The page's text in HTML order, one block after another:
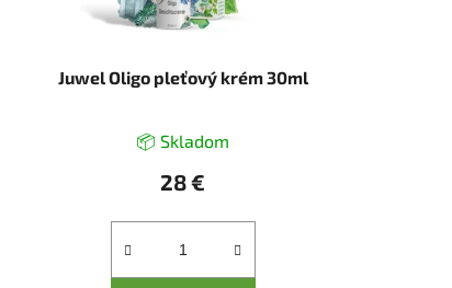
Juwel Oligo pleťový krém 30ml
📦 Skladom
28 €